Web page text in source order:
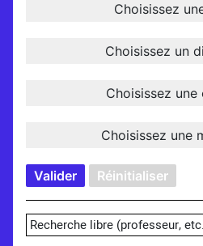
Choisissez
Choisissez un
Choisissez
Choisissez une
Valider Réinitialiser